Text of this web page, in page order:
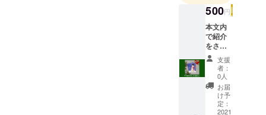
500円
本文内
で紹介
をさせ
ていた
だい
た、ク
リスマ
スポス
トカー
ド5枚
支援
者：
0人
お届
け予
定：
2021